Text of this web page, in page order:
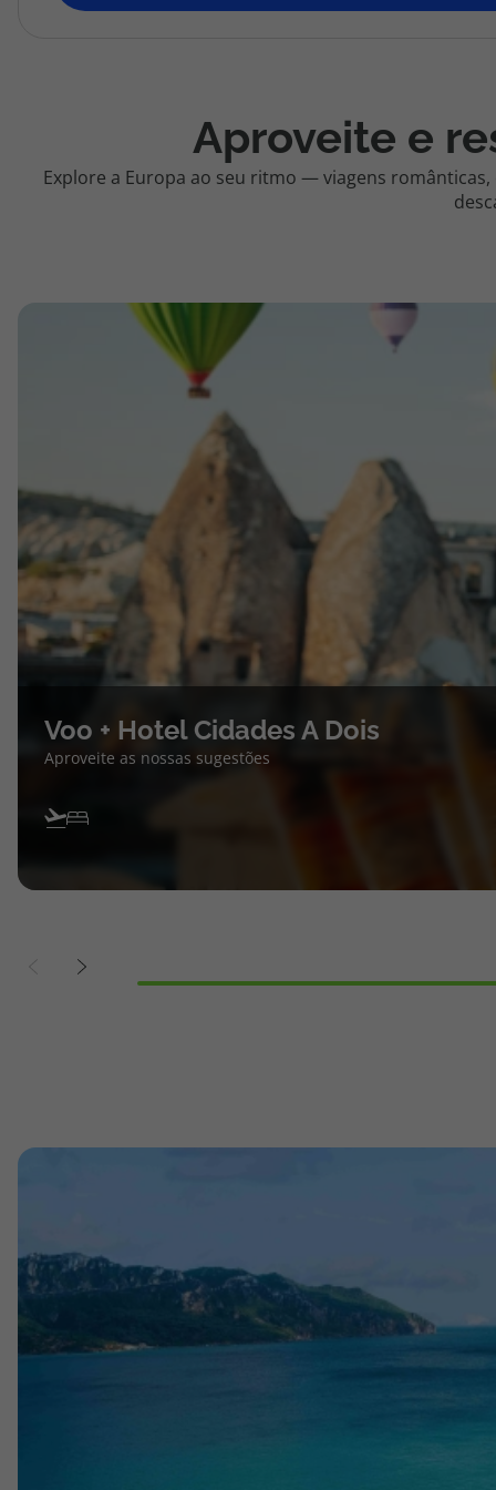
topatlantico@topatlantico.com
Aproveite e
Explore a Europa ao seu ritmo — viagens
Voo + Hotel Cidades A Dois
Aproveite as nossas sugestões